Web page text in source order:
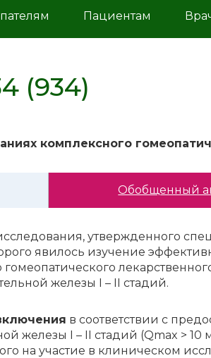
Пациентам
(934)
комплексного
Обобщенный
утвер­жден­но­го
яви­лось изу­че­ние
же­ле­зы I – II ста­дий.
в соответствии с
железы I – II стадий (Qmax > 10
на участие в клиническом